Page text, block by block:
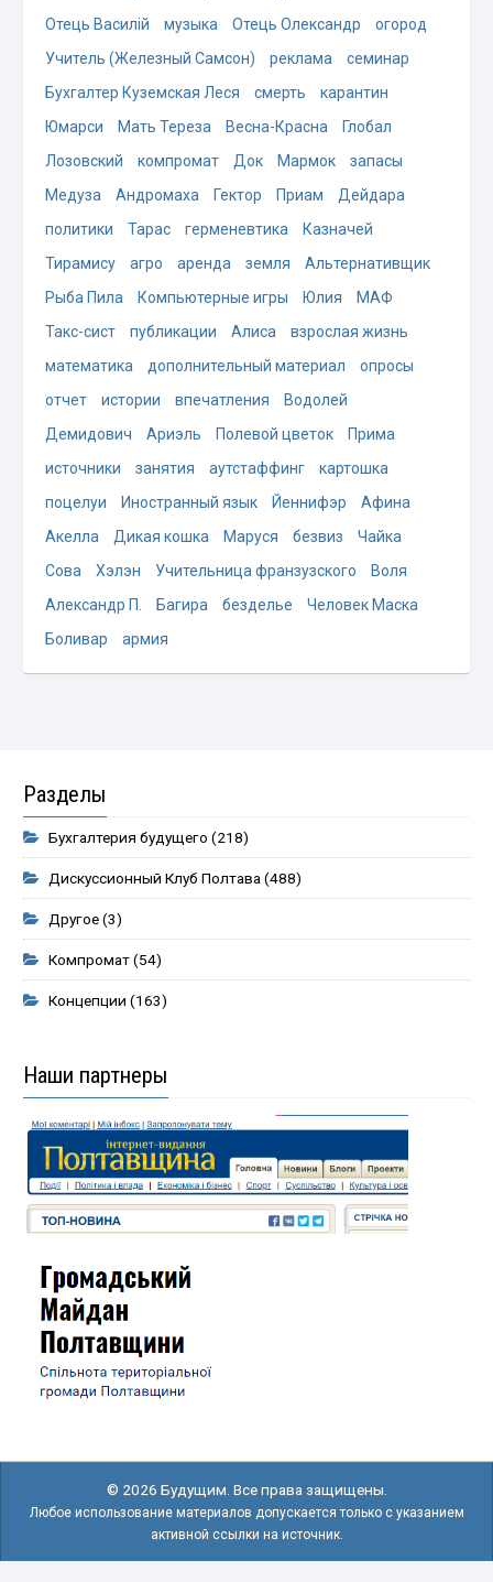
Отець Василій
музыка Отець Олександр
огород
Учитель (Железный Самсон)
реклама
семинар
Бухгалтер Куземская Леся
смерть
карантин
Юмарси
Мать Тереза Весна-Красна
Глобал
Лозовский
компромат Док Мармок
запасы
Медуза
Андромаха Гектор Приам
Дейдара
политики
Тарас герменевтика
Казначей
Тирамису
агро аренда земля
Альтернативщик
Рыба Пила
Компьютерные игры Юлия
МАФ
Такс-сист
публикации Алиса
взрослая жизнь
математика
дополнительный материал
опросы
отчет
истории впечатления
Водолей
Демидович
Ариэль Полевой цветок
Прима
источники
занятия аутстаффинг
картошка
поцелуи
Иностранный язык Йеннифэр
Афина
Акелла
Дикая кошка Маруся безвиз
Чайка
Сова
Хэлэн Учительница франзузского
Воля
Александр П.
Багира безделье
Человек Маска
Боливар
армия
Разделы
Бухгалтерия будущего (218)
Дискуссионный Клуб Полтава (488)
Другое(3)
Компромат(54)
Концепции (163)
Наши партнеры
© 2026 Будущим. Все права защищены.
Любое использование материалов допускается только с указанием
активной ссылки на источник.